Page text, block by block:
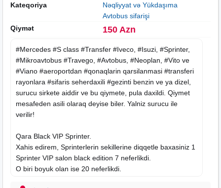
Kateqoriya
Nəqliyyat və Yükdaşıma
Avtobus sifarişi
Qiymət
150 Azn
#Mercedes #S class #Transfer #Iveco, #Isuzi, #Sprinter,
#Mikroavtobus #Travego, #Avtobus, #Neoplan, #Vito ve
#Viano #aeroportdan #qonaqlarin qarsilanmasi #transferi
rayonlara #sifaris seherdaxili #gezinti benzin ve ya dizel,
surucu sirkete aiddir ve bu qiymete, pula daxildi. Qiymet
mesafeden asili olaraq deyise biler. Yalniz surucu ile
verilir!
Qara Black VIP Sprinter.
Xahis edirem, Sprinterlerin sekillerine diqqetle baxasiniz 1
Sprinter VIP salon black edition 7 neferlikdi.
O biri boyuk olan ise 20 neferlikdi.